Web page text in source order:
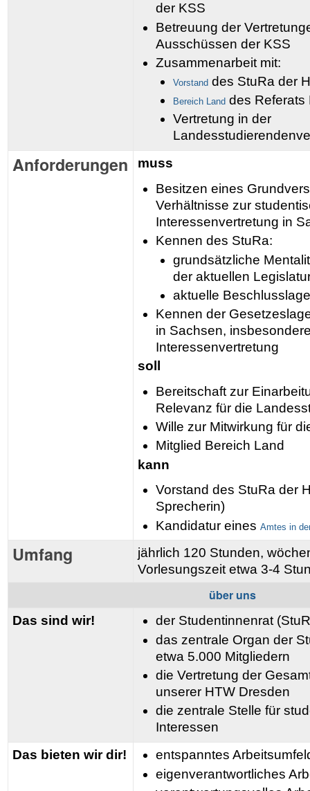
der KSS
Betreuung der
Ausschüssen der KSS
Zusammenarbeit mit:
Vorstand des StuRa der
Bereich Land des Referats
Vertretung in der
Anforderungen
muss
Besitzen eines
Verhältnisse zur
Interessenvertretung in
Kennen des StuRa:
grundsätzliche
der aktuellen
aktuelle
Kennen der
in Sachsen,
Interessenvertretung
soll
Bereitschaft zur
Relevanz für die
Wille zur Mitwirkung für
Mitglied Bereich Land
kann
Vorstand des StuRa der
Sprecherin)
Kandidatur eines Amtes in
Umfang
jährlich 120 Stunden,
Vorlesungszeit etwa 3-4
über uns
Das sind wir!
der Studentinnenrat
das zentrale Organ der
etwa 5.000 Mitgliedern
die Vertretung der
unserer HTW Dresden
die zentrale Stelle für
Interessen
Das bieten wir dir!
entspanntes
eigenverantwortliches